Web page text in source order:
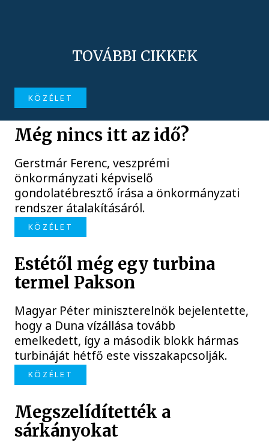
TOVÁBBI CIKKEK
KÖZÉLET
Még nincs itt az idő?
Gerstmár Ferenc, veszprémi
önkormányzati képviselő
gondolatébresztő írása a önkormányzati
rendszer átalakításáról.
KÖZÉLET
Estétől még egy turbina
termel Pakson
Magyar Péter miniszterelnök bejelentette,
hogy a Duna vízállása tovább
emelkedett, így a második blokk hármas
turbináját hétfő este visszakapcsolják.
KÖZÉLET
Megszelídítették a
sárkányokat